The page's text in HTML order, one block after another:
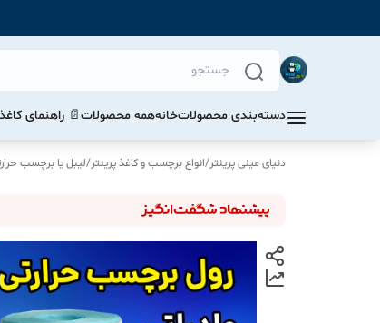
دسته‌بندی محصولاتخانههمه محصولات📄 راهنمای
دنیای مینی پرینتر/انواع برچسب و کاغذ پرینتر/لیبل یا برچسب